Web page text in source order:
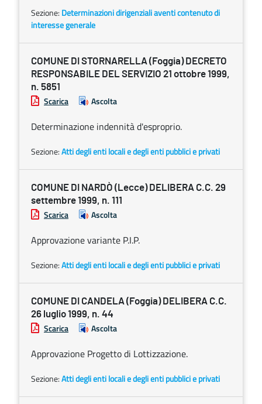
Sezione: Determinazioni dirigenziali aventi contenuto di
interesse generale
COMUNE DI STORNARELLA (Foggia) DECRETO
RESPONSABILE DEL SERVIZIO 21 ottobre 1999,
n. 5851
Scarica Ascolta
Determinazione indennità d'esproprio.
Sezione:Atti degli enti locali e degli enti pubblici e privati
COMUNE DI NARDÒ (Lecce) DELIBERA C.C. 29
settembre 1999, n. 111
Scarica Ascolta
Approvazione variante P.I.P.
Sezione:Atti degli enti locali e degli enti pubblici e privati
COMUNE DI CANDELA (Foggia) DELIBERA C.C.
26 luglio 1999, n. 44
Scarica Ascolta
Approvazione Progetto di Lottizzazione.
Sezione:Atti degli enti locali e degli enti pubblici e privati